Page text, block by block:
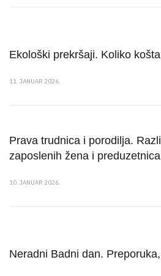
Ekološki prekršaji. Koliko
11. JANUAR 2026.
Prava trudnica i porodilja.
zaposlenih žena i
10. JANUAR 2026.
Neradni Badni dan.